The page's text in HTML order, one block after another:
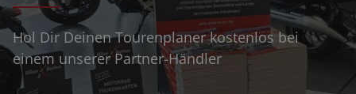
Hol Dir Deinen Tourenplaner kostenlos bei
einem unserer Partner-Händler